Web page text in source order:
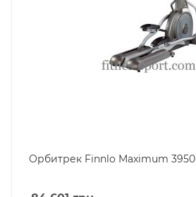
Орбитрек Finnlo Maximum 3950